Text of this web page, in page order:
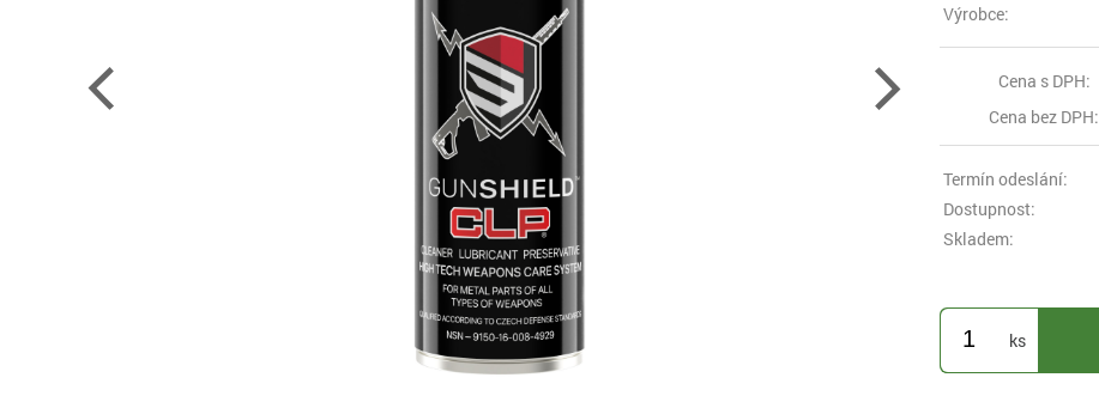
Výrobce:
Cena s DPH:
Cena bez DPH:
Termín odeslání:
Dostupnost:
Skladem:
ks